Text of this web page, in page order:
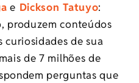
e Dickson Tatuyo:
produzem conteúdos
curiosidades de sua
de 7 milhões de
perguntas que